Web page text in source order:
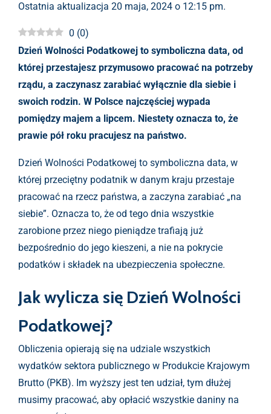
Ostatnia aktualizacja 20 maja, 2024 o 12:15 pm.
0 (0)
Dzień Wolności Podatkowej to symboliczna data, od
której przestajesz przymusowo pracować na potrzeby
rządu, a zaczynasz zarabiać wyłącznie dla siebie i
swoich rodzin. W Polsce najczęściej wypada
pomiędzy majem a lipcem. Niestety oznacza to, że
prawie pół roku pracujesz na państwo.
Dzień Wolności Podatkowej to symboliczna data, w
której przeciętny podatnik w danym kraju przestaje
pracować na rzecz państwa, a zaczyna zarabiać „na
siebie”. Oznacza to, że od tego dnia wszystkie
zarobione przez niego pieniądze trafiają już
bezpośrednio do jego kieszeni, a nie na pokrycie
podatków i składek na ubezpieczenia społeczne.
Jak wylicza się Dzień Wolności
Podatkowej?
Obliczenia opierają się na udziale wszystkich
wydatków sektora publicznego w Produkcie Krajowym
Brutto (PKB). Im wyższy jest ten udział, tym dłużej
musimy pracować, aby opłacić wszystkie daniny na